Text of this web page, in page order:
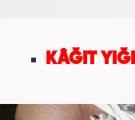
KÂĞIT